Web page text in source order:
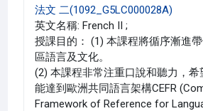
法文 二(1092_G5LC000028A)
英文名稱: French II ;
授課目的： (1) 本課程將循序漸進
區語言及文化。
(2) 本課程非常注重口說和聽力，希
能達到歐洲共同語言架構CEFR
Framework of Reference for